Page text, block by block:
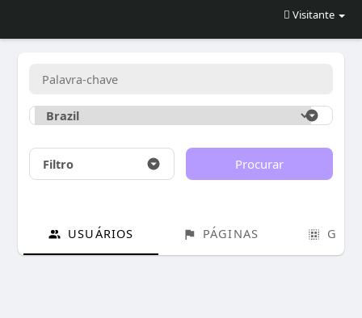
Visitante
Filtro Procurar
USUÁRIOS PÁGINAS